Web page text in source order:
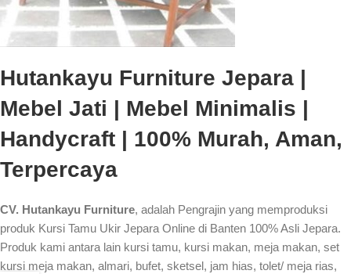
Hutankayu Furniture Jepara |
Mebel Jati | Mebel Minimalis |
Handycraft | 100% Murah, Aman,
Terpercaya
CV. Hutankayu Furniture, adalah Pengrajin yang memproduksi
produk Kursi Tamu Ukir Jepara Online di Banten 100% Asli Jepara.
Produk kami antara lain kursi tamu, kursi makan, meja makan, set
kursi meja makan, almari, bufet, sketsel, jam hias, tolet/ meja rias,